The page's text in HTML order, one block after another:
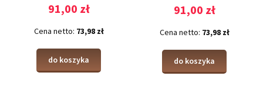
91,00 zł
Cena netto: 73,98 zł
do koszyka
91,00 zł
Cena netto: 73,98 zł
do koszyka